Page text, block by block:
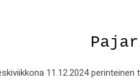
11.12.2024